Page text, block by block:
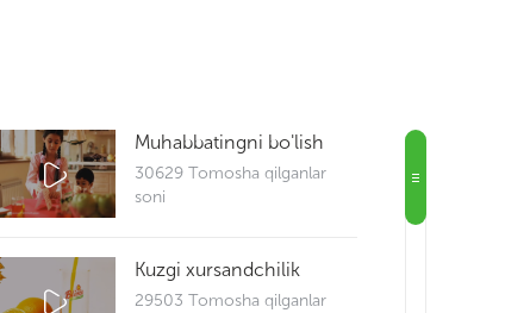
Muhabbatingni bo'lish
30629 Tomosha qilganlar
soni
Kuzgi xursandchilik
29503 Tomosha qilganlar